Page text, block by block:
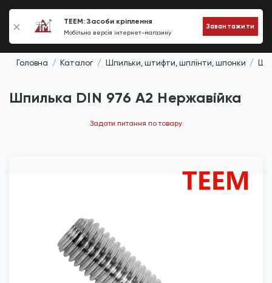
TEEM: Засоби кріплення
Мобільна версія інтернет-магазину
Завантажити
0
Головна Каталог Шпильки, штифти, шплінти, шпонки
Шпилька DIN 976 A2 Нержавійка
Задати питання по товару